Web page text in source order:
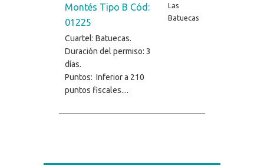
Montés Tipo B Cód:
01225
Cuartel: Batuecas.
Duración del permiso: 3
días.
Puntos: Inferior a 210
puntos fiscales....
Las
Batuecas